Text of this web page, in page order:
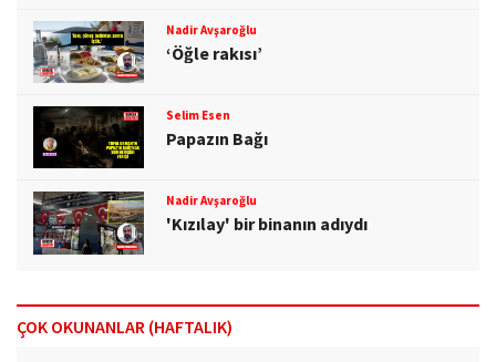
Nadir Avşaroğlu
‘Öğle rakısı’
Selim Esen
Papazın Bağı
Nadir Avşaroğlu
'Kızılay' bir binanın adıydı
ÇOK OKUNANLAR (HAFTALIK)